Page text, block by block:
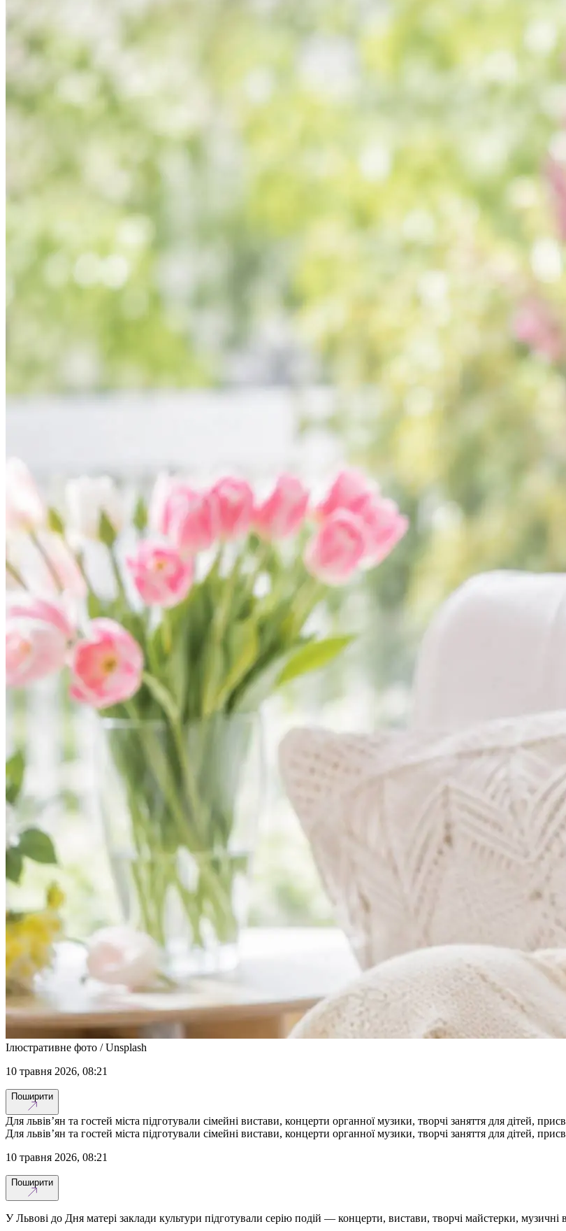
Ілюстративне фото / Unsplash
10 травня 2026, 08:21
Поширити
Для львів’ян та гостей міста підготували сімейні вистави, концерти органної музики, творчі заняття для дітей,
Для львів’ян та гостей міста підготували сімейні вистави, концерти органної музики, творчі заняття для дітей,
10 травня 2026, 08:21
Поширити
У Львові до Дня матері заклади культури підготували серію подій — концерти, вистави, творчі майстерки, музичні